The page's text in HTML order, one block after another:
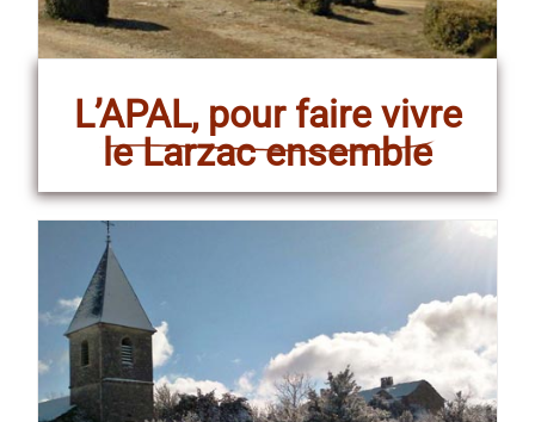
L’APAL, pour faire vivre
le Larzac ensemble